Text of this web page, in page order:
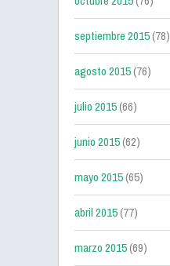
septiembre 2015(78)
agosto 2015(76)
julio 2015(66)
junio 2015(62)
mayo 2015(65)
abril 2015(77)
marzo 2015(69)